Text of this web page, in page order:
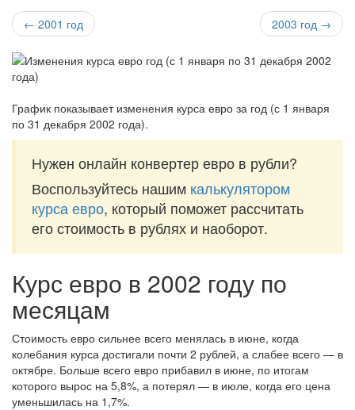
← 2001 год 2003 год →
График показывает изменения курса евро за год (с 1 января
по 31 декабря 2002 года).
Нужен онлайн конвертер евро в рубли?
Воспользуйтесь нашим калькулятором
курса евро, который поможет рассчитать
его стоимость в рублях и наоборот.
Курс евро в 2002 году по
месяцам
Стоимость евро сильнее всего менялась в июне, когда
колебания курса достигали почти 2 рублей, а слабее всего — в
октябре. Больше всего евро прибавил в июне, по итогам
которого вырос на 5,8%, а потерял — в июле, когда его цена
уменьшилась на 1,7%.